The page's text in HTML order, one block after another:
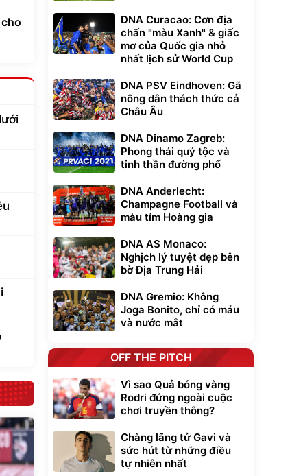
DNA Curacao: Cơn địa
chấn "màu Xanh" & giấc
mơ của Quốc gia nhỏ
nhất lịch sử World Cup
DNA PSV Eindhoven: Gã
nông dân thách thức cả
Châu Âu
DNA Dinamo Zagreb:
Phong thái quý tộc và
tinh thần đường phố
DNA Anderlecht:
Champagne Football và
màu tím Hoàng gia
DNA AS Monaco:
Nghịch lý tuyệt đẹp bên
bờ Địa Trung Hải
DNA Gremio: Không
Joga Bonito, chỉ có máu
và nước mắt
OFF THE PITCH
Vì sao Quả bóng vàng
Rodri đứng ngoài cuộc
chơi truyền thông?
Chàng lãng tử Gavi và
sức hút từ những điều
tự nhiên nhất